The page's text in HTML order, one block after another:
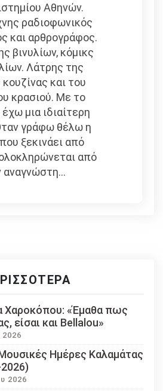
Αθηνών.
ραδιοφωνικός
και αρθρογράφος.
βινυλίων, κόμικς
Λάτρης της
κουζίνας και του
κρασιού. Με το
μια ιδιαίτερη
γράφω θέλω η
ξεκινάει από
από
αναγνώστη...
Χαροκόπου: «Έμαθα πως
είσαι και Bellalou»
Ημέρες Καλαμάτας
2026